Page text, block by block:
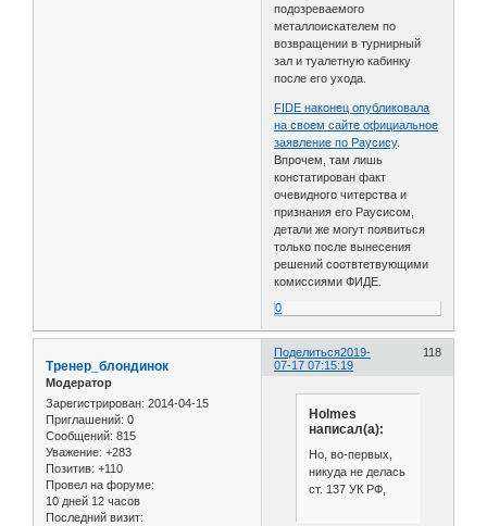
подозреваемого
металлоискателем по
возвращении в турнирный
зал и туалетную кабинку
после его ухода.
FIDE наконец опубликовала
на своем сайте официальное
заявление по Раусису.
Впрочем, там лишь
констатирован факт
очевидного читерства и
признания его Раусисом,
детали же могут появиться
только после вынесения
решений соотвтетвующими
комиссиями ФИДЕ.
0
Поделиться 118
2019-
07-17 07:15:19
Тренер_блондинок
Модератор
Зарегистрирован: 2014-04-15
Приглашений: 0
Сообщений: 815
Уважение: +283
Позитив: +110
Провел на форуме:
10 дней 12 часов
Последний визит:
Holmes
написал(а):
Но, во-первых,
никуда не делась
ст. 137 УК РФ,